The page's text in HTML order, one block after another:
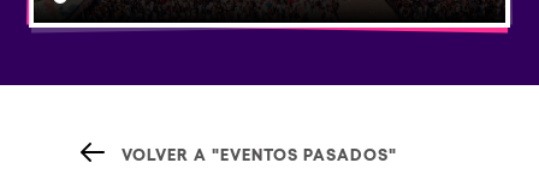
VOLVER A "EVENTOS PASADOS"